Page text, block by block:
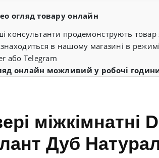
огляд товару онлайн
консультанти продемонструють товар
в нашому магазині в
або Telegram
онлайн можливий у робочі
міжкімнатні
Дуб